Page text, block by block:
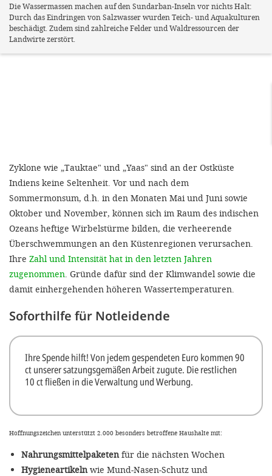
Die Wassermassen machen auf den Sundarban-Inseln vor nichts Halt:
Durch das Eindringen von Salzwasser wurden Teich- und Aquakulturen
beschädigt. Zudem sind zahlreiche Felder und Waldressourcen der
Landwirte zerstört.
Zyklone wie „Tauktae" und „Yaas" sind an der Ostküste
Indiens keine Seltenheit. Vor und nach dem
Sommermonsum, d.h. in den Monaten Mai und Juni sowie
Oktober und November, können sich im Raum des indischen
Ozeans heftige Wirbelstürme bilden, die verheerende
Überschwemmungen an den Küstenregionen verursachen.
Ihre Zahl und Intensität hat in den letzten Jahren
zugenommen. Gründe dafür sind der Klimwandel sowie die
damit einhergehenden höheren Wassertemperaturen.
Soforthilfe für Notleidende
Ihre Spende hilft! Von jedem gespendeten Euro kommen 90
ct unserer satzungsgemäßen Arbeit zugute. Die restlichen
10 ct fließen in die Verwaltung und Werbung.
Hoffnungszeichen unterstützt 2.000 besonders betroffene Haushalte mit:
Nahrungsmittelpaketenfür die nächsten Wochen
Hygieneartikelnwie Mund-Nasen-Schutz und